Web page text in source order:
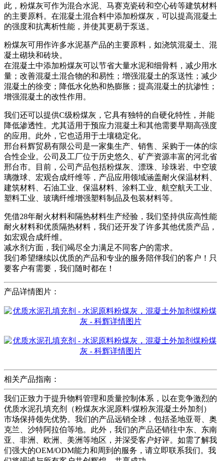
此，粉煤灰可作为混合水泥、马赛克瓷砖和空心砖等建筑材料
的主要原料。在混凝土混合料中添加粉煤灰，可以提高混凝土
的强度和抗离析性能，并使其更易于泵送。
粉煤灰可用作许多水泥基产品的主要原料，如浇筑混凝土、混
凝土砌块和砖块。
在混凝土中添加粉煤灰可以节省大量水泥和细骨料，减少用水
量；改善混凝土混合物的和易性；增强混凝土的泵送性；减少
混凝土的徐变；降低水化热和热膨胀；提高混凝土的抗渗性；
增强混凝土的改性作用。
我们还可以提供C级粉煤灰，它具有独特的自硬化特性，并能
降低渗透性。尤其适用于预应力混凝土和其他需要早期高强度
的应用。此外，它也适用于土壤稳定化。
邢台科辉贸易有限公司是一家集生产、销售、采购于一体的综
合性企业。公司及工厂位于历史悠久、矿产资源丰富的河北省
邢台市。目前，公司产品包括粉煤灰、漂珠、珍珠岩、中空玻
璃微球、宏观合成纤维等，产品应用领域涵盖耐火保温材料、
建筑材料、石油工业、保温材料、涂料工业、航空航天工业、
塑料工业、玻璃纤维增​​强塑料制品及包装材料等。
凭借28年耐火材料和隔热材料生产经验，我们坚持供应高性能
耐火材料和优质隔热材料，我们还开发了许多其他优质产品，
如宏观合成纤维。
减水剂方面，我们竭尽全力满足不同客户的需求。
我们希望继续以优质的产品和专业的服务陪伴我们的客户！只
要客户有需要，我们随时都在！
产品详情图片：
相关产品指南：
我们正致力于提升物料管理和质量控制体系，以在竞争激烈的
优质水泥孔填充剂（粉煤灰水泥原料/煤粉灰混凝土外加剂）
市场保持领先优势。我们的产品远销全球，包括圣地亚哥、奥
克兰、沙特阿拉伯等地。此外，我们的产品还销往中东、东南
亚、非洲、欧洲、美洲等地区，并深受客户好评。如需了解我
们强大的OEM/ODM能力和周到的服务，请立即联系我们。我